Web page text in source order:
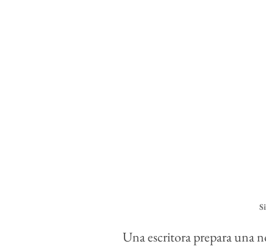
Una escritora prepara una